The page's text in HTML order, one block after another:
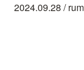
2024.09.28 /